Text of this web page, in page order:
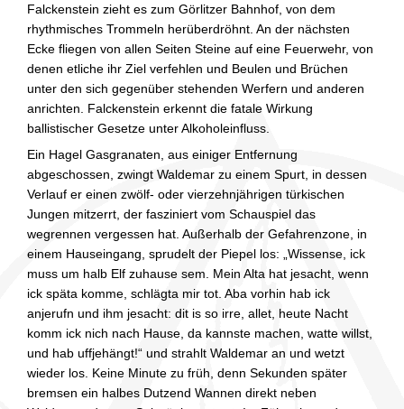
Falckenstein zieht es zum Görlitzer Bahnhof, von dem
rhythmisches Trommeln herüberdröhnt. An der nächsten
Ecke fliegen von allen Seiten Steine auf eine Feuerwehr, von
denen etliche ihr Ziel verfehlen und Beulen und Brüchen
unter den sich gegenüber stehenden Werfern und anderen
anrichten. Falckenstein erkennt die fatale Wirkung
ballistischer Gesetze unter Alkoholeinfluss.
Ein Hagel Gasgranaten, aus einiger Entfernung
abgeschossen, zwingt Waldemar zu einem Spurt, in dessen
Verlauf er einen zwölf- oder vierzehnjährigen türkischen
Jungen mitzerrt, der fasziniert vom Schauspiel das
wegrennen vergessen hat. Außerhalb der Gefahrenzone, in
einem Hauseingang, sprudelt der Piepel los: „Wissense, ick
muss um halb Elf zuhause sem. Mein Alta hat jesacht, wenn
ick späta komme, schlägta mir tot. Aba vorhin hab ick
anjerufn und ihm jesacht: dit is so irre, allet, heute Nacht
komm ick nich nach Hause, da kannste machen, watte willst,
und hab uffjehängt!“ und strahlt Waldemar an und wetzt
wieder los. Keine Minute zu früh, denn Sekunden später
bremsen ein halbes Dutzend Wannen direkt neben